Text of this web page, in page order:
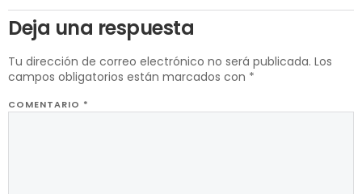
Deja una respuesta
Tu dirección de correo electrónico no será publicada. Los
campos obligatorios están marcados con *
COMENTARIO *